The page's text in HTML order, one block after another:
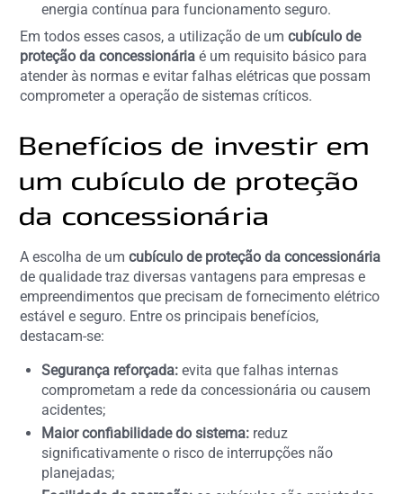
energia contínua para funcionamento seguro.
Em todos esses casos, a utilização de umcubículo de
proteção da concessionária é um requisito básico para
atender às normas e evitar falhas elétricas que possam
comprometer a operação de sistemas críticos.
Benefícios de investir em
um cubículo de proteção
da concessionária
A escolha de umcubículo de proteção da concessionária
de qualidade traz diversas vantagens para empresas e
empreendimentos que precisam de fornecimento elétrico
estável e seguro. Entre os principais benefícios,
destacam-se:
Segurança reforçada: evita que falhas internas
comprometam a rede da concessionária ou causem
acidentes;
Maior confiabilidade do sistema: reduz
significativamente o risco de interrupções não
planejadas;